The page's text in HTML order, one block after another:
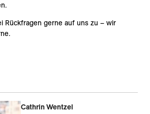
Rückfragen gerne auf uns zu – wir
Cathrin Wentzel